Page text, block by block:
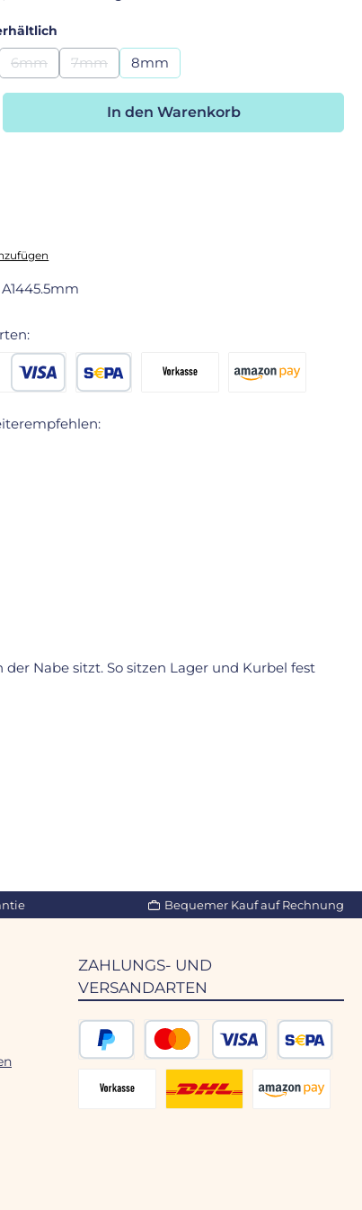
6mm
(Diese Option ist zurzeit nicht verfügbar.)
7mm
(Diese Option ist zurzeit nicht verfügbar.)
8mm
den gewünschten Wert ein oder benutze die
In den Warenkorb
A1445.5mm
Nabe sitzt. So sitzen Lager und Kurbel fest
Bequemer Kauf auf Rechnung
ZAHLUNGS- UND
VERSANDARTEN
Kredit- oder Debitkarte